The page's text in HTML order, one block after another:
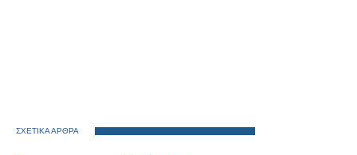
ΣΧΕΤΙΚΑ ΑΡΘΡΑ